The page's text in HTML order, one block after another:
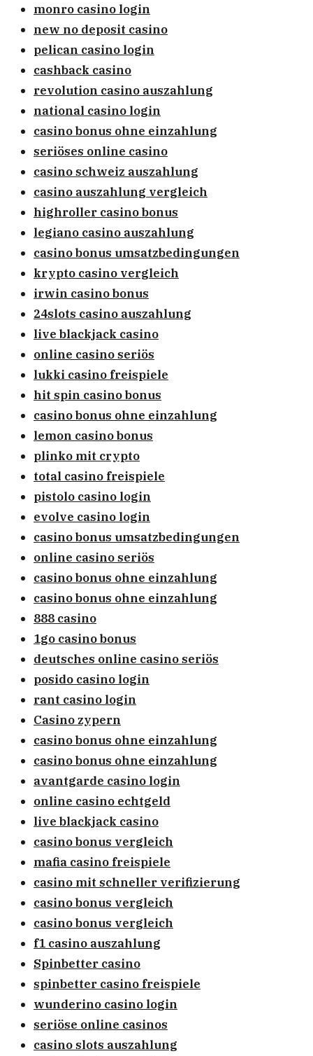
monro casino login
new no deposit casino
pelican casino login
cashback casino
revolution casino auszahlung
national casino login
casino bonus ohne einzahlung
seriöses online casino
casino schweiz auszahlung
casino auszahlung vergleich
highroller casino bonus
legiano casino auszahlung
casino bonus umsatzbedingungen
krypto casino vergleich
irwin casino bonus
24slots casino auszahlung
live blackjack casino
online casino seriös
lukki casino freispiele
hit spin casino bonus
casino bonus ohne einzahlung
lemon casino bonus
plinko mit crypto
total casino freispiele
pistolo casino login
evolve casino login
casino bonus umsatzbedingungen
online casino seriös
casino bonus ohne einzahlung
casino bonus ohne einzahlung
888 casino
1go casino bonus
deutsches online casino seriös
posido casino login
rant casino login
Casino zypern
casino bonus ohne einzahlung
casino bonus ohne einzahlung
avantgarde casino login
online casino echtgeld
live blackjack casino
casino bonus vergleich
mafia casino freispiele
casino mit schneller verifizierung
casino bonus vergleich
casino bonus vergleich
f1 casino auszahlung
Spinbetter casino
spinbetter casino freispiele
wunderino casino login
seriöse online casinos
casino slots auszahlung